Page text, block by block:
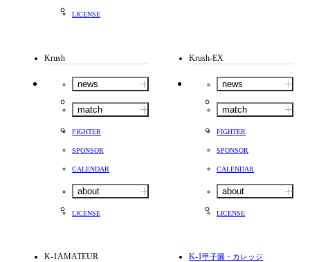
LICENSE
Krush
news
match
FIGHTER
SPONSOR
CALENDAR
about
LICENSE
Krush-EX
news
match
FIGHTER
SPONSOR
CALENDAR
about
LICENSE
K-1AMATEUR K-1甲子園・カレッジ